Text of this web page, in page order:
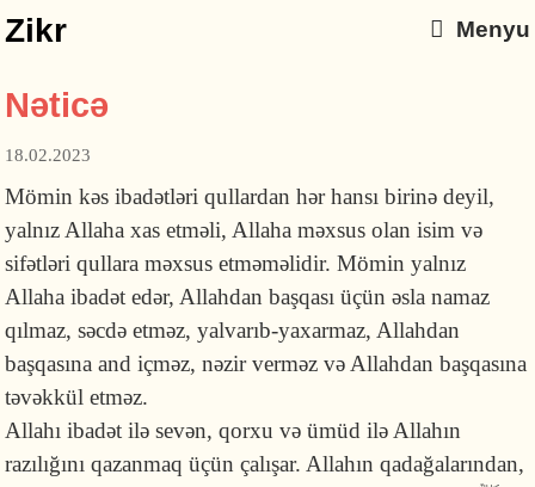
Zikr Menyu
Nəticə
18.02.2023
Mömin kəs ibadətləri qullardan hər hansı birinə deyil,
yalnız Allaha xas etməli, Allaha məxsus olan isim və
sifətləri qullara məxsus etməməlidir. Mömin yalnız
Allaha ibadət edər, Allahdan başqası üçün əsla namaz
qılmaz, səcdə etməz, yalvarıb-yaxarmaz, Allahdan
başqasına and içməz, nəzir verməz və Allahdan başqasına
təvəkkül etməz.
Allahı ibadət ilə sevən, qorxu və ümüd ilə Allahın
razılığını qazanmaq üçün çalışar. Allahın qadağalarından,